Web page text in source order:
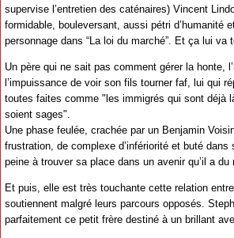
supervise l’entretien des caténaires) Vincent
formidable, bouleversant, aussi pétri d’humanité
personnage dans “La loi du marché”. Et ça lui va
Un père qui ne sait pas comment gérer la honte,
l’impuissance de voir son fils tourner faf, lui qui
toutes faites comme "les immigrés qui sont déjà
soient sages".
Une phase feulée, crachée par un Benjamin
frustration, de complexe d’infériorité et buté
peine à trouver sa place dans un avenir qu’il a du
Et puis, elle est très touchante cette relation
soutiennent malgré leurs parcours opposés.
parfaitement ce petit frère destiné à un brillant